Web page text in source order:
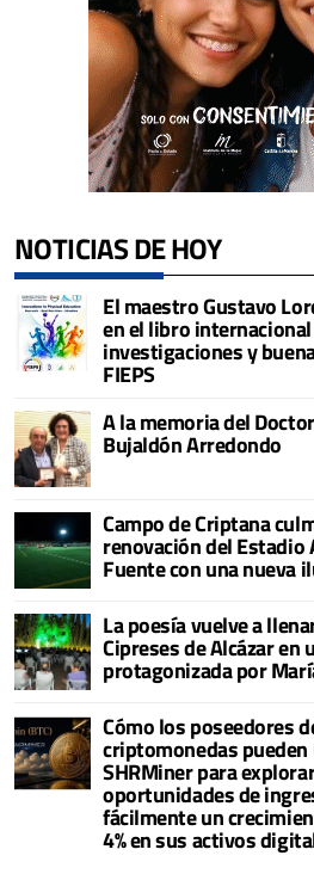
NOTICIAS DE HOY
El maestro Gustavo
en el libro
investigaciones y
FIEPS
A la memoria del
Bujaldón Arredondo
Campo de Criptana
renovación del Estadio
Fuente con una nueva
La poesía vuelve a
Cipreses de Alcázar en
protagonizada por
Cómo los poseedores
criptomonedas pueden
SHRMiner para
oportunidades de
fácilmente un
4% en sus activos